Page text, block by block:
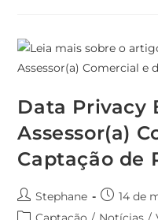
Data Privacy
Assessor(a)
Captação de
Stephane
14 de